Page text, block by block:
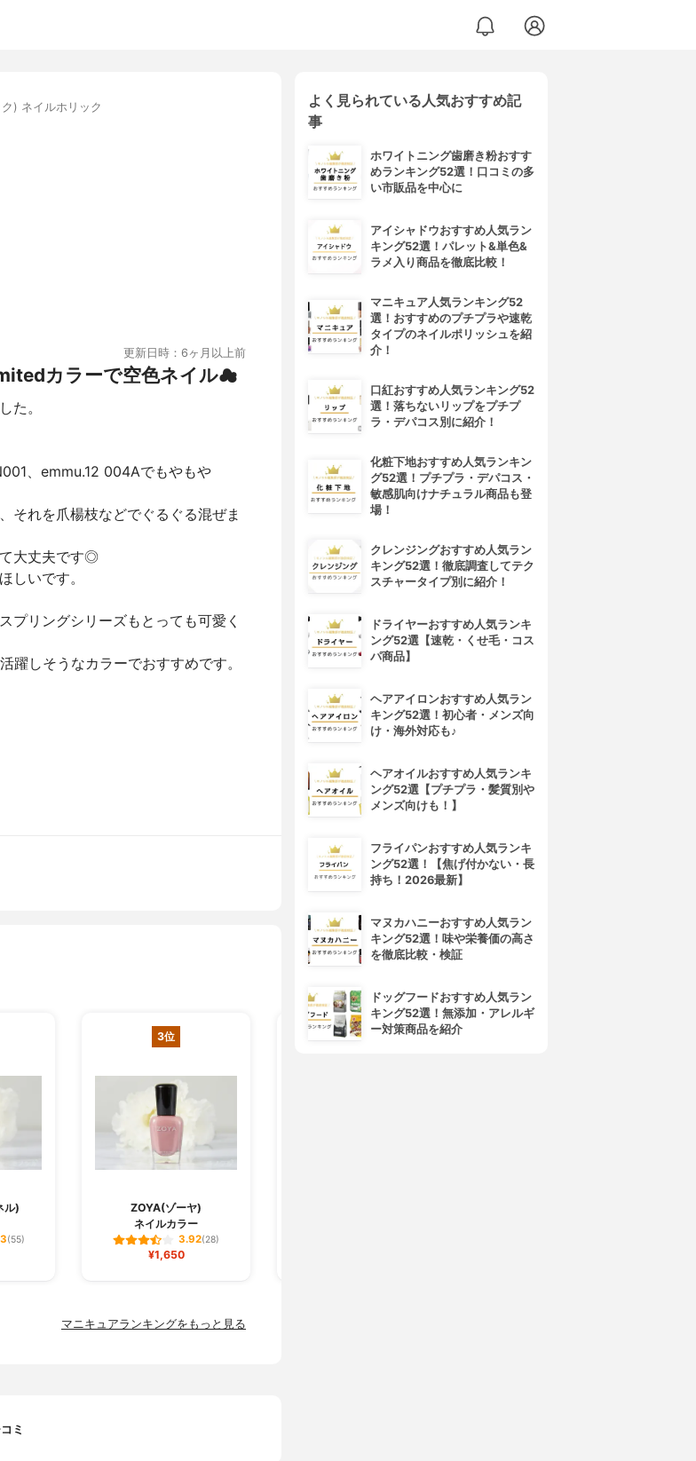
) ネイルホリック
更新日時：6ヶ月以上前
カラーで空色ネイル☁
た。
、emmu.12 004Aでもやもや
それを爪楊枝などでぐるぐる混ぜま
大丈夫です◎
しいです。
プリングシリーズもとっても可愛く
しそうなカラーでおすすめです。
ル)
(55)
3位
ZOYA(ゾーヤ)
ネイルカラー
3.92(28)
¥1,650
4位
マニキュアランキングをもっと見る
ミ
よく見られている人気おすすめ記
事
ホワイトニング歯磨き粉おすす
めランキング52選！口コミの多
い市販品を中心に
アイシャドウおすすめ人気ラン
キング52選！パレット&単色&
ラメ入り商品を徹底比較！
マニキュア人気ランキング52
選！おすすめのプチプラや速乾
タイプのネイルポリッシュを紹
介！
口紅おすすめ人気ランキング52
選！落ちないリップをプチプ
ラ・デパコス別に紹介！
化粧下地おすすめ人気ランキン
グ52選！プチプラ・デパコス・
敏感肌向けナチュラル商品も登
場！
クレンジングおすすめ人気ラン
キング52選！徹底調査してテク
スチャータイプ別に紹介！
ドライヤーおすすめ人気ランキ
ング52選【速乾・くせ毛・コス
パ商品】
ヘアアイロンおすすめ人気ラン
キング52選！初心者・メンズ向
け・海外対応も♪
ヘアオイルおすすめ人気ランキ
ング52選【プチプラ・髪質別や
メンズ向けも！】
フライパンおすすめ人気ランキ
ング52選！【焦げ付かない・長
持ち！2026最新】
マヌカハニーおすすめ人気ラン
キング52選！味や栄養価の高さ
を徹底比較・検証
ドッグフードおすすめ人気ラン
キング52選！無添加・アレルギ
ー対策商品を紹介